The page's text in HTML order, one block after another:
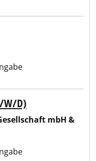
W/D)
mbH &